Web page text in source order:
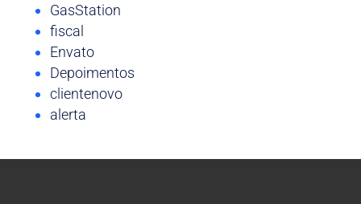
GasStation
fiscal
Envato
Depoimentos
clientenovo
alerta